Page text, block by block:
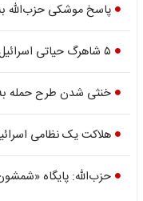
پاسخ موشکی حزب‌الله به
۵ شاهرگ حیاتی اسرائیل در حیفا/تصاویر
خنثی شدن طرح حمله
هلاکت یک نظامی
حزب‌الله: پایگاه